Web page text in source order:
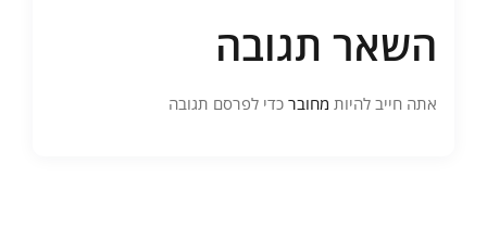
השאר תגובה
אתה חייב להיות מחובר כדי לפרסם תגובה